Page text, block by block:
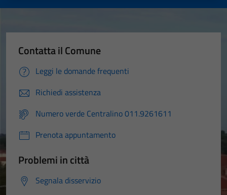
Contatta il Comune
Leggi le domande frequenti
Richiedi assistenza
Numero verde Centralino 011.9261611
Prenota appuntamento
Problemi in città
Segnala disservizio